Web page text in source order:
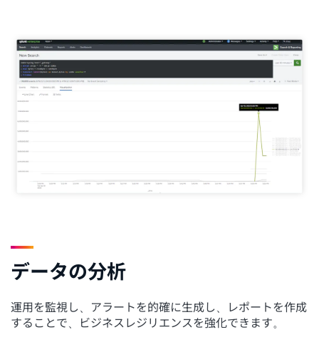
データの分析
運用を監視し、アラートを的確に生成し、レポートを作成
することで、ビジネスレジリエンスを強化できます。